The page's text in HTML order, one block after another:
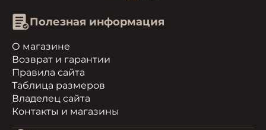
Полезная информация
О магазине
Возврат и гарантии
Правила сайта
Таблица размеров
Владелец сайта
Контакты и магазины